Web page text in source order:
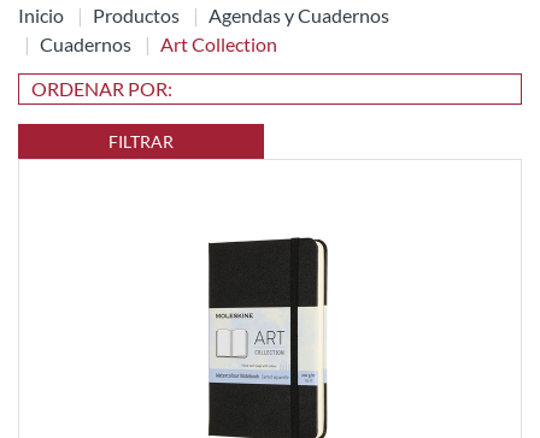
Inicio Productos
Agendas y Cuadernos
Cuadernos
Art Collection
FILTRAR